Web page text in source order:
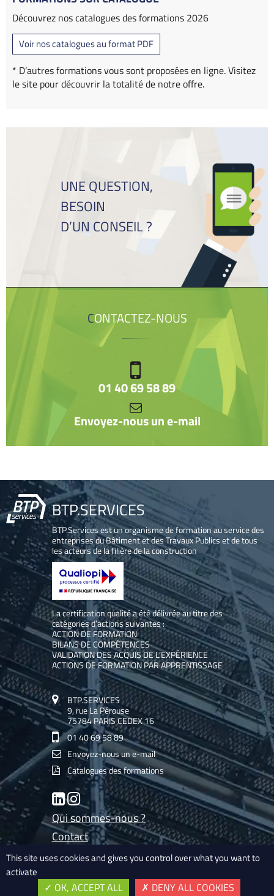
Découvrez nos catalogues des formations 2026
Voir nos catalogues au format PDF
* D’autres formations vous sont proposées en ligne. Visitez
le site pour découvrir la totalité de notre offre.
UNE QUESTION,
BESOIN
D’UN CONSEIL ?
CONTACTEZ-NOUS
01 40 69 58 89
Envoyez-nous un e-mail
BTP.SERVICES
BTP.Services est un organisme de formation au service des
entreprises du Bâtiment et des Travaux Publics et de tous
les acteurs de la filière de la construction
La certification qualité a été délivrée au titre des
catégories d’actions suivantes :
ACTION DE FORMATION
BILANS DE COMPÉTENCES
VALIDATION DES ACQUIS DE L’EXPÉRIENCE
ACTIONS DE FORMATION PAR APPRENTISSAGE
BTP.SERVICES
9, rue La Pérouse
75784 PARIS CEDEX 16
01 40 69 58 89
Envoyez-nous un e-mail
Catalogues des formations
LinkedInInstagram
Qui sommes-nous ?
Contact
Les experts de BTP.Services
Nos conditions générales de vente
This site uses cookies and gives you control over what you want to
activate
OK, ACCEPT ALL DENY ALL COOKIES